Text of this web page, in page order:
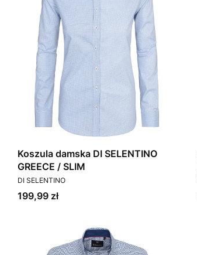
Koszula damska DI SELENTINO
GREECE / SLIM
PRODUCENT
DI SELENTINO
Cena
199,99 zł